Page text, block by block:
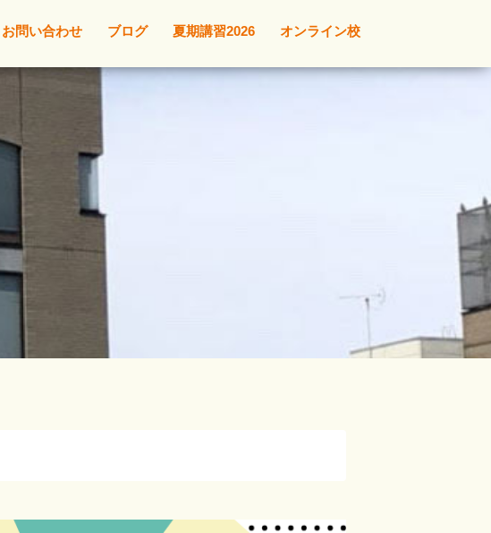
お問い合わせ ブログ 夏期講習2026 オンライン校